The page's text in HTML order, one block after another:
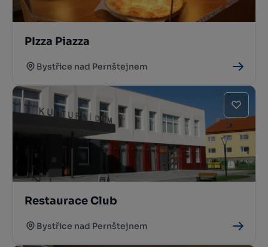
PIzza Piazza
Bystřice nad Pernštejnem
Restaurace Club
Bystřice nad Pernštejnem